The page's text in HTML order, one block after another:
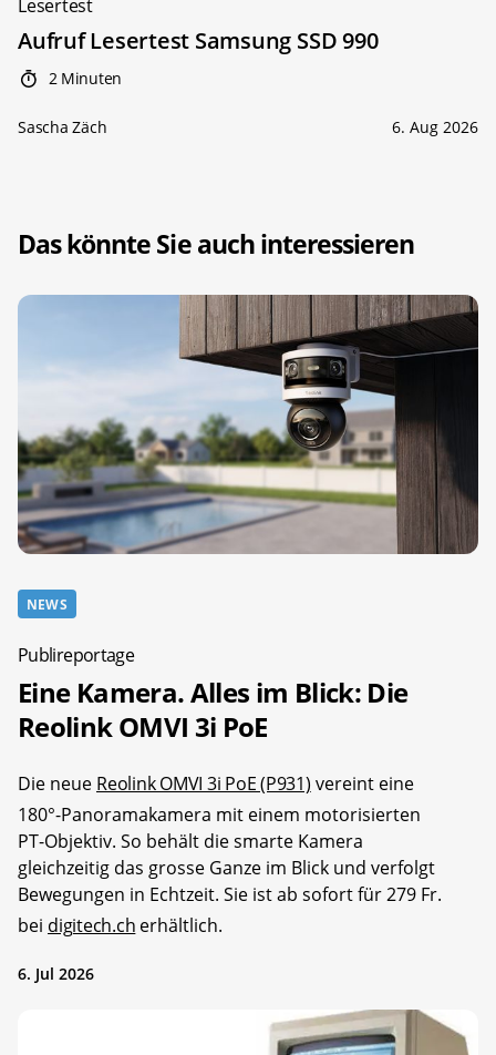
Lesertest
Aufruf Lesertest Samsung SSD 990
2 Minuten
Sascha Zäch 6. Aug 2026
Das könnte Sie auch interessieren
NEWS
Publireportage
Eine Kamera. Alles im Blick: Die
Reolink OMVI 3i PoE
Die neue Reolink OMVI 3i PoE (P931) vereint eine
180°-Panoramakamera mit einem motorisierten
PT-Objektiv. So behält die smarte Kamera
gleichzeitig das grosse Ganze im Blick und verfolgt
Bewegungen in Echtzeit. Sie ist ab sofort für 279 Fr.
bei digitech.ch erhältlich.
6. Jul 2026